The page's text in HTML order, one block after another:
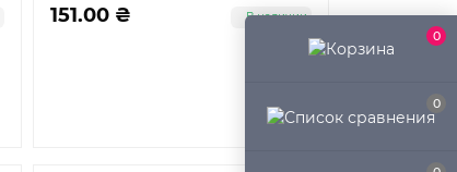
0
0
151.00 ₴ В наличии